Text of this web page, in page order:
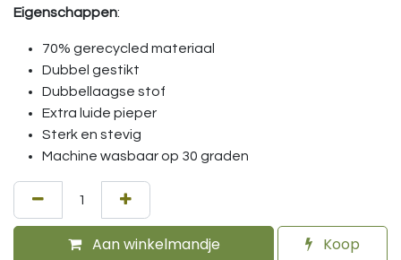
Eigenschappen:
70% gerecycled materiaal
Dubbel gestikt
Dubbellaagse stof
Extra luide pieper
Sterk en stevig
Machine wasbaar op 30 graden
Aan winkelmandje
Koop